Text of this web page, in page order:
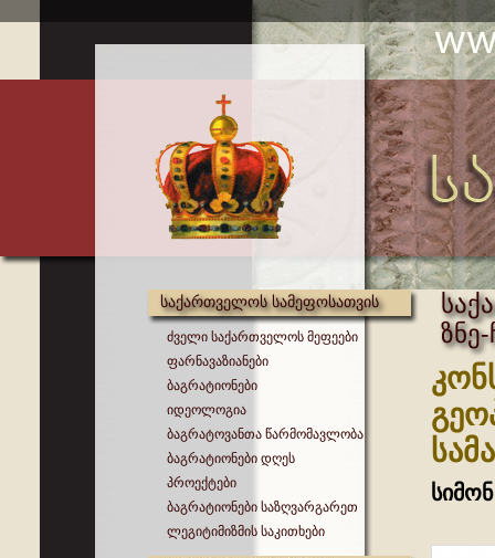
საქართველოს სამეფოსათვის
ძველი საქართველოს მეფეები
ფარნავაზიანები
ბაგრატიონები
იდეოლოგია
ბაგრატოვანთა წარმომავლობა
ბაგრატიონები დღეს
პროექტები
ბაგრატიონები საზღვარგარეთ
ლეგიტიმიზმის საკითხები